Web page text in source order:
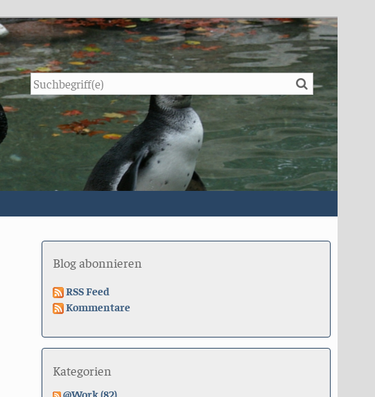
Suche
Blog abonnieren
RSS Feed
Kommentare
Kategorien
@Work (82)